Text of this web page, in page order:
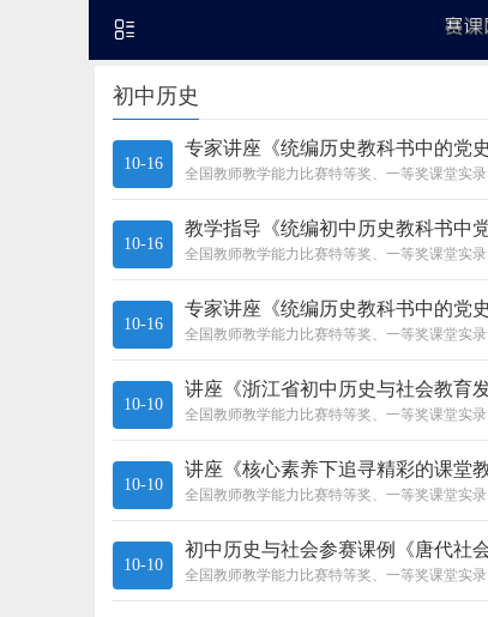
初中历史
10-16
全国教师教学能力比赛特等奖、一等奖课堂实录
10-16
全国教师教学能力比赛特等奖、一等奖课堂实录
10-16
全国教师教学能力比赛特等奖、一等奖课堂实录
10-10
全国教师教学能力比赛特等奖、一等奖课堂实录
10-10
全国教师教学能力比赛特等奖、一等奖课堂实录
10-10
全国教师教学能力比赛特等奖、一等奖课堂实录